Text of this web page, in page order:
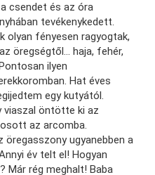
csendet és az óra
tevékenykedett.
olyan fényesen ragyogtak,
öregségtől… haja, fehér,
ilyen
Hat éves
egy kutyától.
viaszal öntötte ki az
az arcomba.
öregasszony ugyanebben a
év telt el! Hogyan
Már rég meghalt! Baba